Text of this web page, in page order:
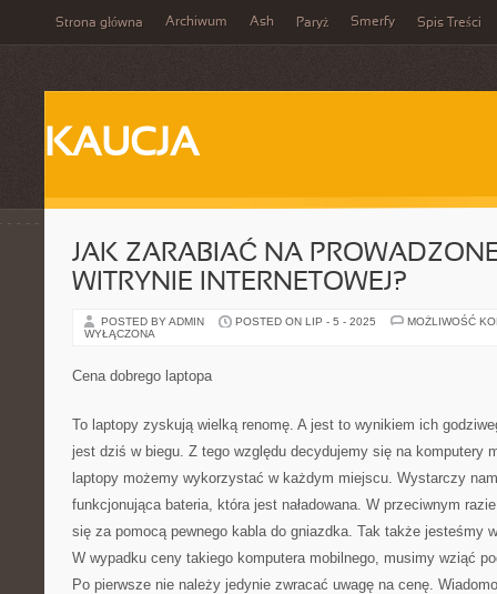
Strona główna Archiwum Ash Paryż Smerfy Spis Treści
KAUCJA
JAK ZARABIAĆ NA
WITRYNIE INTERNETOWEJ?
POSTED BY ADMIN POSTED ON LIP - 5 - 2025
MOŻLIWOŚĆ
WYŁĄCZONA
Cena dobrego laptopa
To laptopy zyskują wielką renomę. A jest to wynikiem ich
jest dziś w biegu. Z tego względu decydujemy się na komputery
laptopy możemy wykorzystać w każdym miejscu. Wystarczy
funkcjonująca bateria, która jest naładowana. W przeciwnym
się za pomocą pewnego kabla do gniazdka. Tak także jesteśmy
W wypadku ceny takiego komputera mobilnego, musimy wziąć
Po pierwsze nie należy jedynie zwracać uwagę na cenę.